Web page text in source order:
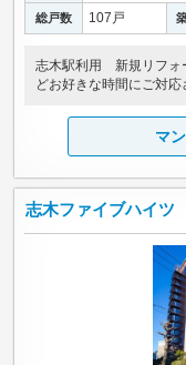
総戸数 107戸
志木駅利用 新規リフ
どお好きな時間にご対応
マ
志木ファイブハイツ